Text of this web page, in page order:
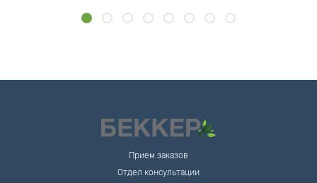
Прием заказов
Отдел консультации